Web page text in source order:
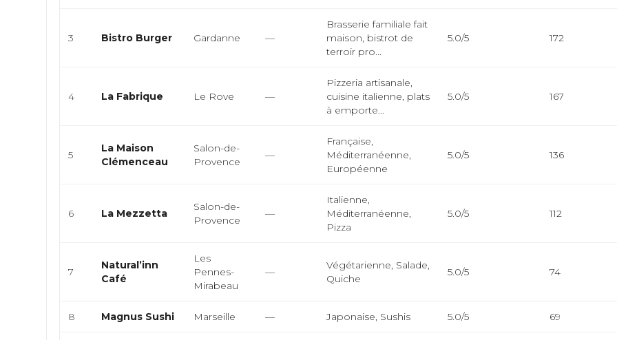
3 Bistro Burger Gardanne —
Brasserie familiale fait
maison, bistrot de
terroir pro...
5.0/5 172
4 La Fabrique Le Rove —
Pizzeria artisanale,
cuisine italienne, plats
à emporte...
5.0/5 167
5
La Maison
Clémenceau
Salon-de-
Provence
—
Française,
Méditerranéenne,
Européenne
5.0/5 136
6 La Mezzetta
Salon-de-
Provence
—
Italienne,
Méditerranéenne,
Pizza
5.0/5 112
7
Natural’inn
Café
Les
Pennes-
Mirabeau
—
Végétarienne, Salade,
Quiche
5.0/5 74
8 Magnus Sushi Marseille — Japonaise, Sushis 5.0/5 69